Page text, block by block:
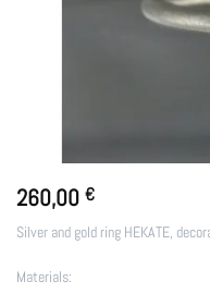
260,00 €
Silver and gold ring HEKATE,
Materials: